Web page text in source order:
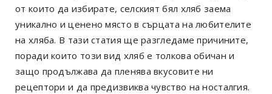
от които да избирате, селският бял хляб заема
уникално и ценено място в сърцата на любителите
на хляба. В тази статия ще разгледаме причините,
поради които този вид хляб е толкова обичан и
защо продължава да пленява вкусовите ни
рецептори и да предизвиква чувство на носталгия.